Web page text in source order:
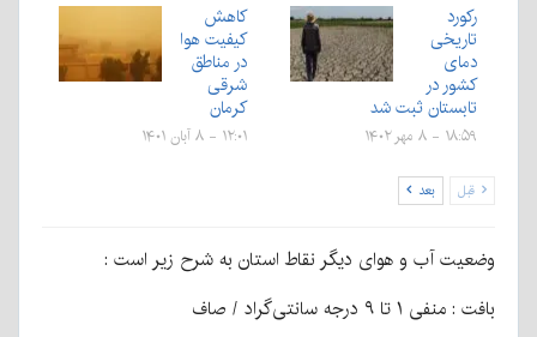
رکورد
تاریخی
دمای
کشور در
تابستان ثبت شد
۱۸:۵۹ - ۸ مهر ۱۴۰۲
کاهش
کیفیت هوا
در مناطق
شرقی
کرمان
۱۲:۰۱ - ۸ آبان ۱۴۰۱
قبل بعد
وضعیت آب و هوای دیگر نقاط استان به شرح زیر است :
بافت : منفی ۱ تا ۹ درجه سانتی‌گراد / صاف